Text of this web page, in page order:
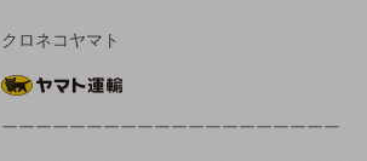
クロネコヤマト
ーーーーーーーーーーーーーーーーーーーー